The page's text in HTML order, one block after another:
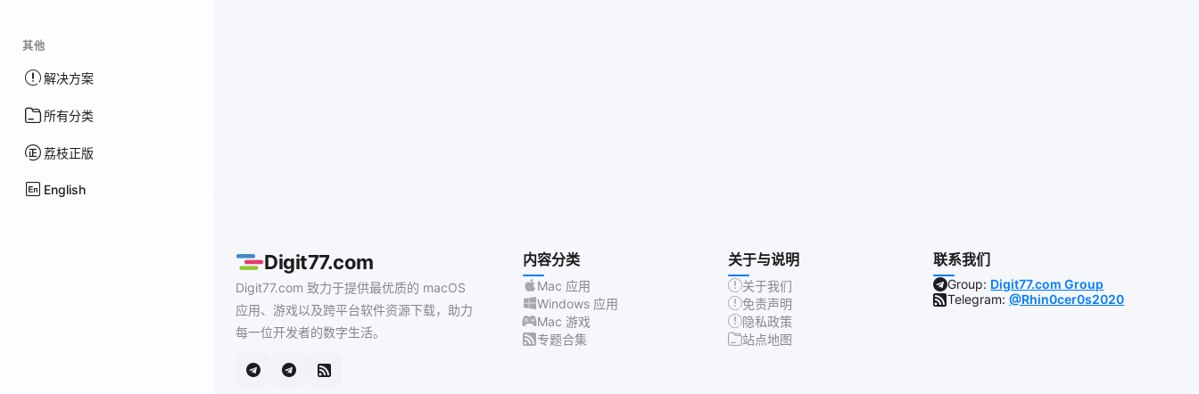
其他
解决方案
所有分类
荔枝正版
English
Digit77.com
Digit77.com 致力于提供最优质的 macOS
应用、游戏以及跨平台软件资源下载，助力
每一位开发者的数字生活。
内容分类
Mac 应用
Windows 应用
Mac 游戏
专题合集
关于与说明
关于我们
免责声明
隐私政策
站点地图
联系我们
Group: Digit77.com Group
Telegram:@Rhin0cer0s2020